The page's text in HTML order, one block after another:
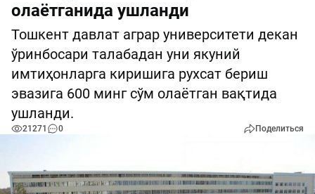
олаётганида ушланди
Тошкент давлат аграр университети декан
ўринбосари талабадан уни якуний
имтиҳонларга киришига рухсат бериш
эвазига 600 минг сўм олаётган вақтида
ушланди.
21271 0 Поделиться